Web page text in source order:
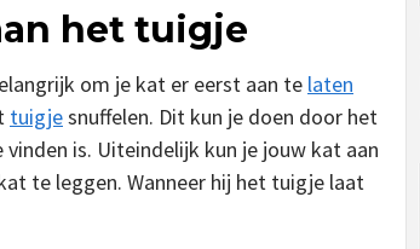
het tuigje
om je kat er eerst aan te laten
tuigjesnuffelen. Dit kun je doen door het
is. Uiteindelijk kun je jouw kat aan
te leggen. Wanneer hij het tuigje laat